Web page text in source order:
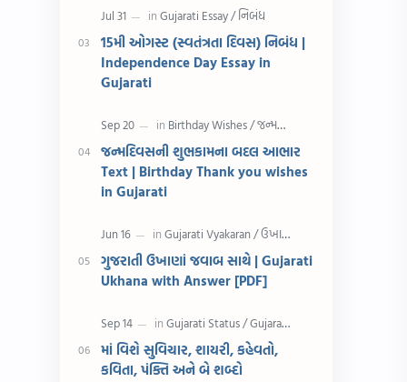
સ્પીચ ગુજરાતી
રક્ષાબંધન 26 જાન્યુઆરી
શિક્ષક દિવસ ઉત્તરાયણ
કહેવતો
Gujarati Speech
ગુજરાતી વ્યાકરણ જન્મદિવસની શુભકામના
Merit List ગુજરાતી વાર્તા
15મી ઓગસ્ટ (સ્વતંત્રતા દિવસ) નિબંધ |
Independence Day Essay in
Gujarati
જન્મદિવસની શુભકામના બદલ આભાર
Text | Birthday Thank you wishes
in Gujarati
ગુજરાતી ઉખાણાં જવાબ સાથે | Gujarati
Ukhana with Answer [PDF]
માં વિશે સુવિચાર, શાયરી, કહેવતો,
કવિતા, પંક્તિ અને બે શબ્દો